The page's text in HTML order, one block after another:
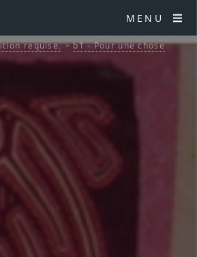
MENU
requise.>b1 - Pour une chose